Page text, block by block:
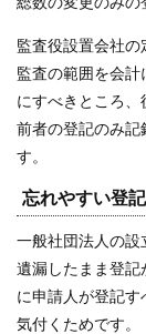
監査役設置会社
監査の範囲を会
にすべきところ
前者の登記のみ記
す。
忘れやすい登記
一般社団法人の設
遺漏したまま登記
に申請人が登記
気付くためです。